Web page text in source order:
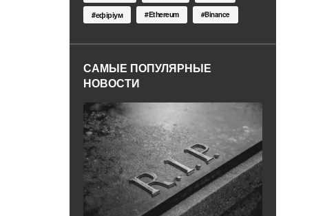
ефіріум
Ethereum Binance
САМЫЕ ПОПУЛЯРНЫЕ
НОВОСТИ